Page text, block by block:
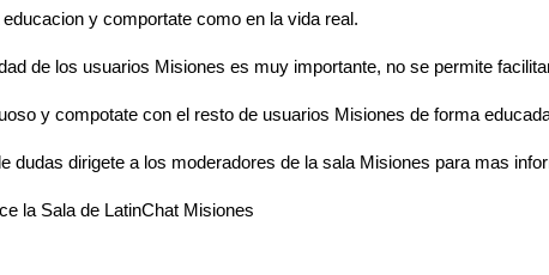
educacion y comportate como en la vida real.
de los usuarios Misiones es muy importante, no se permite
y compotate con el resto de usuarios Misiones de forma
dudas dirigete a los moderadores de la sala Misiones para mas
la Sala de LatinChat Misiones